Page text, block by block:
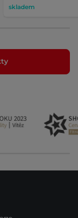
skladem